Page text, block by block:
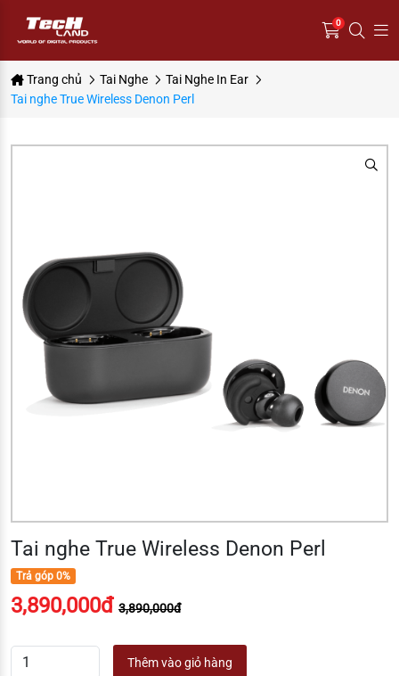
0
Trang chủ Tai Nghe
Tai Nghe In Ear
Tai nghe True Wireless Denon Perl
Tai nghe True Wireless Denon Perl
Trả góp 0%
3,890,000đ 3,890,000đ
Thêm vào giỏ hàng